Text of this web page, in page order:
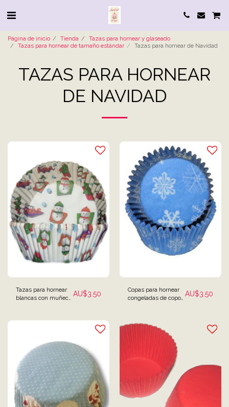
Página de inicio Tienda
Tazas para hornear y glaseado
Tazas para hornear de tamaño estándar
Tazas para hornear de Navidad
TAZAS PARA HORNEAR
DE NAVIDAD
Tazas para hornear
blancas con muñeco AU$3.50
Copas para hornear
congeladas de copos AU$3.50